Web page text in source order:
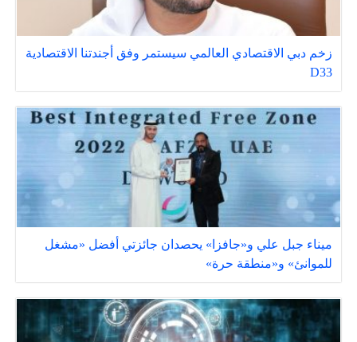
زخم دبي الاقتصادي العالمي سيستمر وفق أجندتنا الاقتصادية
D33
ميناء جبل علي و«جافزا» يحصدان جائزتي أفضل «مشغل
للموانئ» و«منطقة حرة»